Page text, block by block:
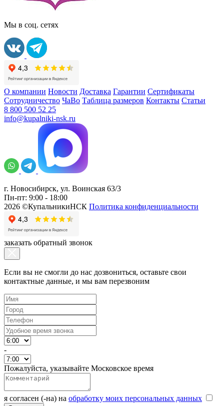
Мы в соц. сетях
О компании Новости Доставка Гарантии Сертификаты
Сотрудничество ЧаВо Таблица размеров Контакты Статьи
8 800 500 52 25
info@kupalniki-nsk.ru
г. Новосибирск, ул. Воинская 63/3
Пн-пт: 9:00 - 18:00
2026 ©КупальникиНСК Политика конфиденциальности
заказать обратный звонок
Если вы не смогли до нас дозвониться, оставьте свои
контактные данные, и мы вам перезвоним
-
Пожалуйста, указывайте Московское время
я согласен (-на) на обработку моих персональных данных